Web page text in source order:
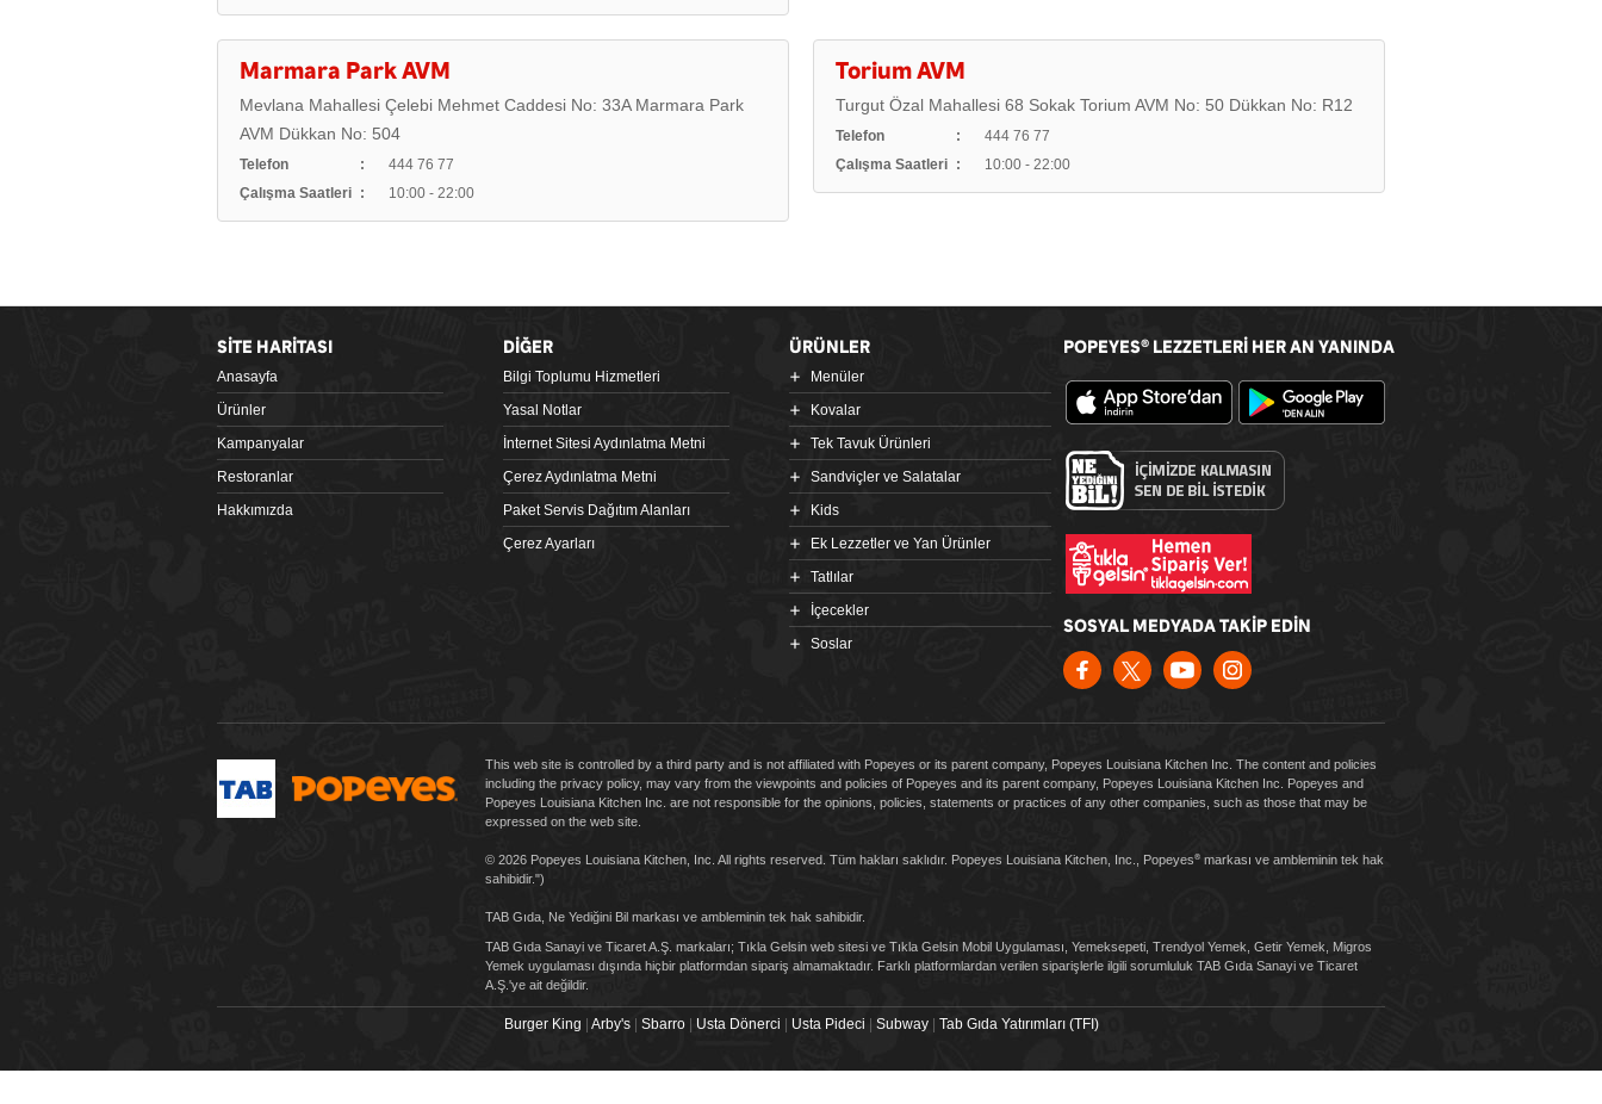
Marmara Park AVM
Mevlana Mahallesi Çelebi Mehmet Caddesi No: 33A Marmara Park
AVM Dükkan No: 504
Telefon
444 76 77
Çalışma Saatleri
10:00 - 22:00
Torium AVM
Turgut Özal Mahallesi 68 Sokak Torium AVM No: 50 Dükkan No: R12
Telefon
444 76 77
Çalışma Saatleri
10:00 - 22:00
SİTE HARİTASI
Anasayfa
Ürünler
Kampanyalar
Restoranlar
Hakkımızda
DİĞER
Bilgi Toplumu Hizmetleri
Yasal Notlar
İnternet Sitesi Aydınlatma Metni
Çerez Aydınlatma Metni
Paket Servis Dağıtım Alanları
Çerez Ayarları
ÜRÜNLER
Menüler
Kovalar
Tek Tavuk Ürünleri
Sandviçler ve Salatalar
Kids
Ek Lezzetler ve Yan Ürünler
Tatlılar
İçecekler
Soslar
POPEYES® LEZZETLERİ HER AN YANINDA
SOSYAL MEDYADA TAKİP EDİN
This web site is controlled by a third party and is not affiliated with Popeyes or its parent company, Popeyes Louisiana Kitchen Inc. The content and policies
including the privacy policy, may vary from the viewpoints and policies of Popeyes and its parent company, Popeyes Louisiana Kitchen Inc. Popeyes and
Popeyes Louisiana Kitchen Inc. are not responsible for the opinions, policies, statements or practices of any other companies, such as those that may be
expressed on the web site.
© 2026 Popeyes Louisiana Kitchen, Inc. All rights reserved. Tüm hakları saklıdır. Popeyes Louisiana Kitchen, Inc., Popeyes® markası ve ambleminin tek hak
sahibidir.")
TAB Gıda, Ne Yediğini Bil markası ve ambleminin tek hak sahibidir.
TAB Gıda Sanayi ve Ticaret A.Ş. markaları; Tıkla Gelsin web sitesi ve Tıkla Gelsin Mobil Uygulaması, Yemeksepeti, Trendyol Yemek, Getir Yemek, Migros
Yemek uygulaması dışında hiçbir platformdan sipariş almamaktadır. Farklı platformlardan verilen siparişlerle ilgili sorumluluk TAB Gıda Sanayi ve Ticaret
A.Ş.'ye ait değildir.
Burger King | Arby's| Sbarro| Usta Dönerci | Usta Pideci | Subway| Tab Gıda Yatırımları (TFI)